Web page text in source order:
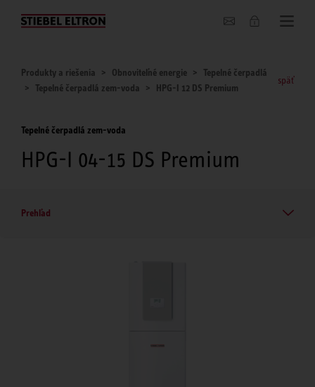
O nás
Produkty a riešenia Obnoviteľné energie
Tepelné čerpadlá
Tepelné čerpadlá zem-voda
HPG-I 12 DS Premium
späť
Tepelné čerpadlá zem-voda
HPG-I 04-15 DS Premium
Prehľad